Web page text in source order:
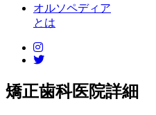
オルソペディア
とは
矯正歯科医院詳細